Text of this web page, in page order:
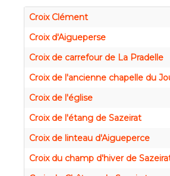
Croix Clément
Croix d'Aigueperse
Croix de carrefour de La Pradelle
Croix de l'ancienne chapelle du
Croix de l'église
Croix de l'étang de Sazeirat
Croix de linteau d'Aigueperce
Croix du champ d'hiver de